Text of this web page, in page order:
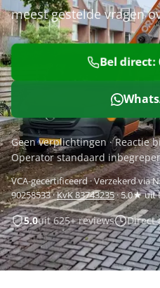
meest gestelde vragen
Bel direct:
Geen verplichtingen · Reactie
Operator standaard
VCA-gecertificeerd · Verzekerd via
90258533 ·KvK 83743235· 5.0★ uit
5.0uit 625+ reviews Direct